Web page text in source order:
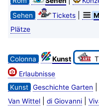
Sehen
Tickets|
Plätze
Colonna Kunst
Erlaubnisse
Kunst Geschichte Garten
Van Wittel| di Giovanni|